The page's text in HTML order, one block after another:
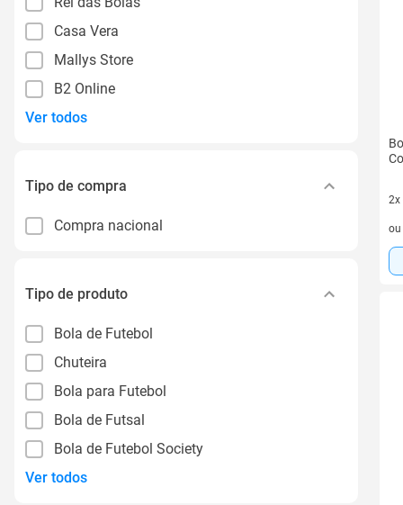
Casa Vera
Mallys Store
B2 Online
Ver todos
Tipo de compra
Compra nacional
Tipo de produto
Bola de Futebol
Chuteira
Bola para Futebol
Bola de Futsal
Bola de Futebol Society
Ver todos
2x
2
ou